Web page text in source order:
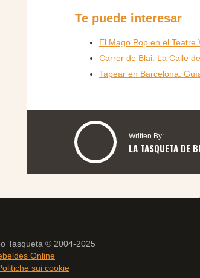
Written By:
LA TASQUETA DE
Te puede interesar
El Mago Pop en el Teatre
Carrer de Blai: La Calle
Tapear en Barcelona:
Tasqueta © 2004-2025
Online
sui cookie